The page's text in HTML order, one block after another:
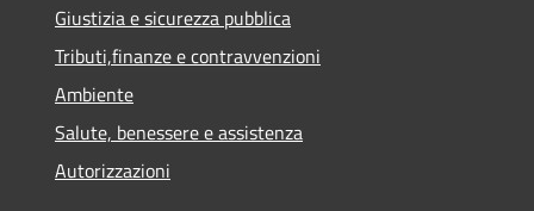
Giustizia e sicurezza pubblica
Tributi,finanze e contravvenzioni
Ambiente
Salute, benessere e assistenza
Autorizzazioni